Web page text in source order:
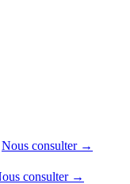
Nous consulter →
consulter →